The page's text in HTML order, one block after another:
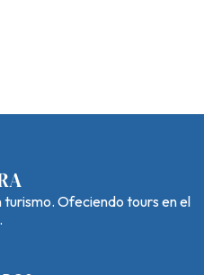
turismo. Ofeciendo tours en el